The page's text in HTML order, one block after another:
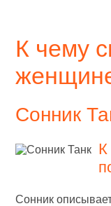
К чему
Сонник
К
Сонник